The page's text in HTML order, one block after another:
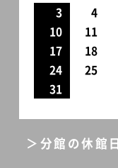
3
4
10
11
17
18
24
25
31
＞分館の休館日